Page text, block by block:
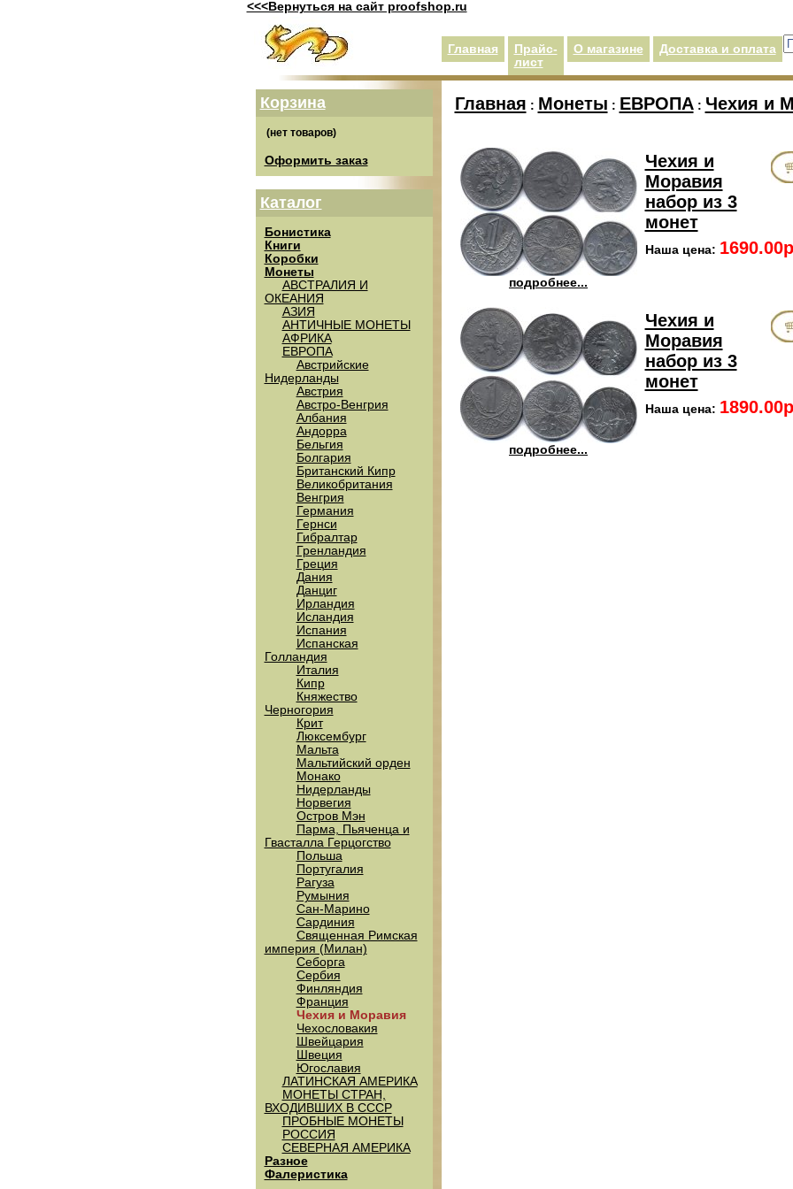
<<<Вернуться на сайт proofshop.ru
Главная
Прайс-
лист
О магазине Доставка и оплата
Корзина
Оформить заказ
Каталог
Бонистика
Книги
Коробки
Монеты
АВСТРАЛИЯ И
ОКЕАНИЯ
АЗИЯ
АНТИЧНЫЕ МОНЕТЫ
АФРИКА
ЕВРОПА
Австрийские
Нидерланды
Австрия
Австро-Венгрия
Албания
Андорра
Бельгия
Болгария
Британский Кипр
Великобритания
Венгрия
Германия
Гернси
Гибралтар
Гренландия
Греция
Дания
Данциг
Ирландия
Исландия
Испания
Испанская
Голландия
Италия
Кипр
Княжество
Черногория
Крит
Люксембург
Мальта
Мальтийский орден
Монако
Нидерланды
Норвегия
Остров Мэн
Парма, Пьяченца и
Гвасталла Герцогство
Польша
Португалия
Рагуза
Румыния
Сан-Марино
Сардиния
Священная Римская
империя (Милан)
Себорга
Сербия
Финляндия
Франция
Чехия и Моравия
Чехословакия
Швейцария
Швеция
Югославия
ЛАТИНСКАЯ АМЕРИКА
МОНЕТЫ СТРАН,
ВХОДИВШИХ В СССР
ПРОБНЫЕ МОНЕТЫ
РОССИЯ
СЕВЕРНАЯ АМЕРИКА
Разное
Фалеристика
Главная : Монеты : ЕВРОПА: Чехия и
подробнее...
Чехия и
Моравия
набор из 3
монет
Наша цена:
подробнее...
Чехия и
Моравия
набор из 3
монет
Наша цена: